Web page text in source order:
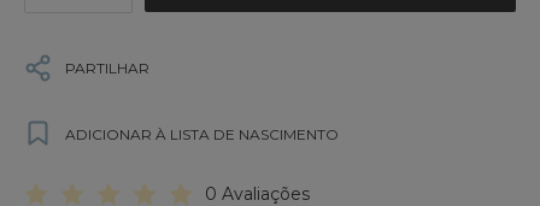
PARTILHAR
ADICIONAR À LISTA DE NASCIMENTO
0 Avaliações